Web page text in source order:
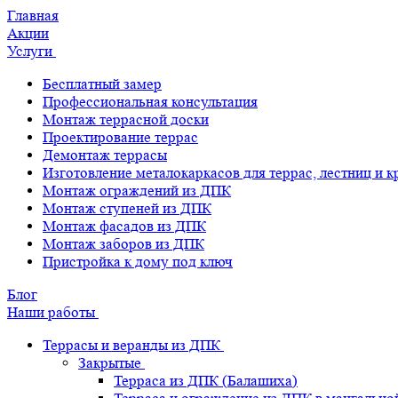
Главная
Акции
Услуги
Бесплатный замер
Профессиональная консультация
Монтаж террасной доски
Проектирование террас
Демонтаж террасы
Изготовление металокаркасов для террас, лестниц и
Монтаж ограждений из ДПК
Монтаж ступеней из ДПК
Монтаж фасадов из ДПК
Монтаж заборов из ДПК
Пристройка к дому под ключ
Блог
Наши работы
Террасы и веранды из ДПК
Закрытые
Терраса из ДПК (Балашиха)